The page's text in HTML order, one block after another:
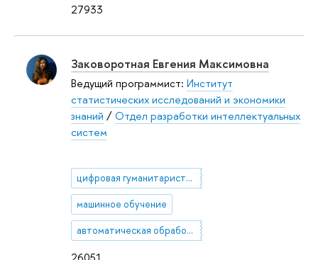
27933
Заковоротная Евгения Максимовна
Ведущий программист: Институт
статистических исследований и экономики
знаний /Отдел разработки интеллектуальных
систем
цифровая гуманитаристика
машинное обучение
автоматическая обработка текста